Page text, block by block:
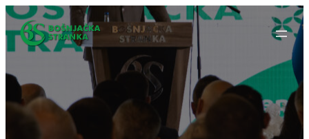
Idi
na
sadržaj